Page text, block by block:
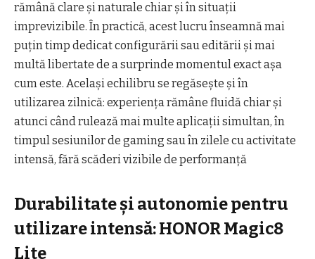
rămână clare și naturale chiar și în situații
imprevizibile. În practică, acest lucru înseamnă mai
puțin timp dedicat configurării sau editării și mai
multă libertate de a surprinde momentul exact așa
cum este. Același echilibru se regăsește și în
utilizarea zilnică: experiența rămâne fluidă chiar și
atunci când rulează mai multe aplicații simultan, în
timpul sesiunilor de gaming sau în zilele cu activitate
intensă, fără scăderi vizibile de performanță
Durabilitate și autonomie pentru
utilizare intensă: HONOR Magic8
Lite